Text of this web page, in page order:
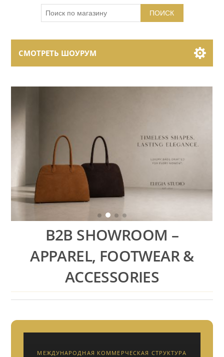
ПОИСК
СМОТРЕТЬ ШОУРУМ
Collections
B2B SHOWROOM –
APPAREL, FOOTWEAR &
ACCESSORIES
МЕЖДУНАРОДНАЯ КОММЕРЧЕСКАЯ СТРУКТУРА